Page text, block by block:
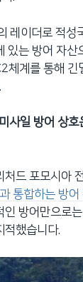
레이더로 적성
있는 방어 자산
체계를 통해 긴
사일 방어 상
처드 포모시아
통합하는 방어
방어만으로
적했습니다.